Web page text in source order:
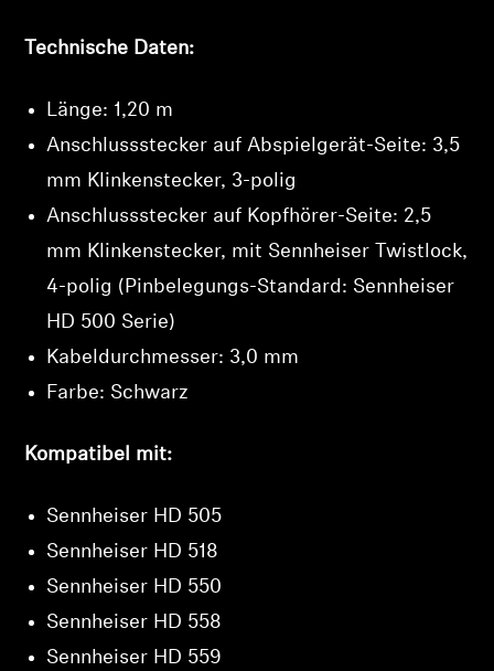
Technische Daten:
Länge: 1,20 m
Anschlussstecker auf Abspielgerät-Seite: 3,5
mm Klinkenstecker, 3-polig
Anschlussstecker auf Kopfhörer-Seite: 2,5
mm Klinkenstecker, mit Sennheiser Twistlock,
4-polig (Pinbelegungs-Standard: Sennheiser
HD 500 Serie)
Kabeldurchmesser: 3,0 mm
Farbe: Schwarz
Kompatibel mit:
Sennheiser HD 505
Sennheiser HD 518
Sennheiser HD 550
Sennheiser HD 558
Sennheiser HD 559